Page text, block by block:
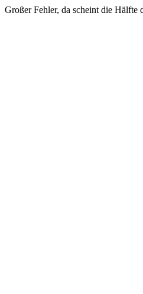
Großer Fehler, da scheint die Hälfte